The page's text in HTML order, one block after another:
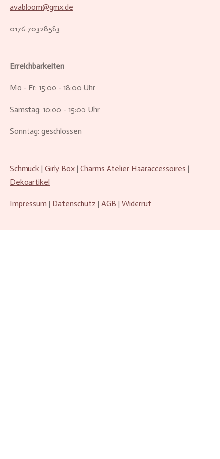
avabloom@gmx.de
0176 70328583
Erreichbarkeiten
Mo - Fr: 15:00 - 18:00 Uhr
Samstag: 10:00 - 15:00 Uhr
Sonntag: geschlossen
Schmuck | Girly Box | Charms Atelier Haaraccessoires |
Dekoartikel
Impressum | Datenschutz | AGB | Widerruf